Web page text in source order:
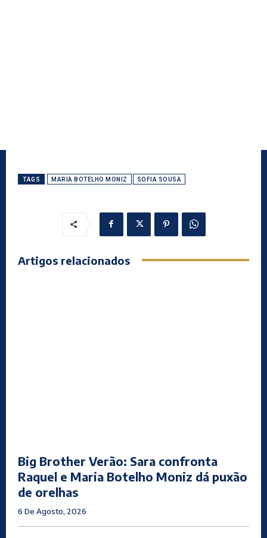
TAGS MARIA BOTELHO MONIZ SOFIA SOUSA
Artigos relacionados
Big Brother Verão: Sara confronta
Raquel e Maria Botelho Moniz dá puxão
de orelhas
6 De Agosto, 2026